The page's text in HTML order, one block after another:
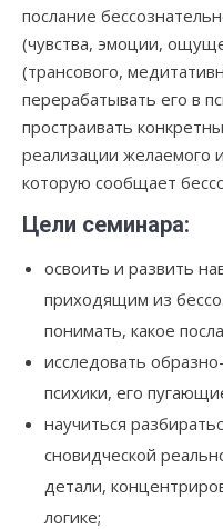
послание
(чувства, эмоции,
(трансового,
перерабатывать его в
простраивать
реализации желаемого
которую сообщает
Цели семинара:
освоить и развить
приходящим из
понимать, какое
исследовать
психики, его
научиться
сновидческой
детали,
логике;